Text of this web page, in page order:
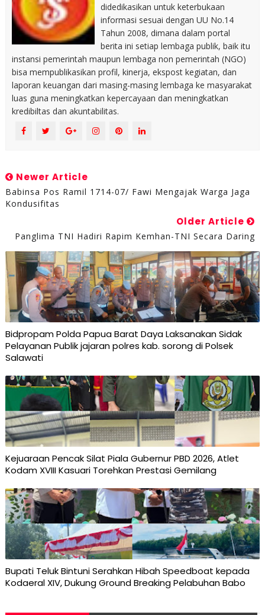
didedikasikan untuk keterbukaan
informasi sesuai dengan UU No.14
Tahun 2008, dimana dalam portal
berita ini setiap lembaga publik, baik itu
instansi pemerintah maupun lembaga non pemerintah (NGO)
bisa mempublikasikan profil, kinerja, ekspost kegiatan, dan
laporan keuangan dari masing-masing lembaga ke masyarakat
luas guna meningkatkan kepercayaan dan meningkatkan
kredibiltas dan akuntabilitas.
Newer Article
Babinsa Pos Ramil 1714-07/ Fawi Mengajak Warga Jaga
Kondusifitas
Older Article
Panglima TNI Hadiri Rapim Kemhan-TNI Secara Daring
Bidpropam Polda Papua Barat Daya Laksanakan Sidak
Pelayanan Publik jajaran polres kab. sorong di Polsek
Salawati
Kejuaraan Pencak Silat Piala Gubernur PBD 2026, Atlet
Kodam XVIII Kasuari Torehkan Prestasi Gemilang
Bupati Teluk Bintuni Serahkan Hibah Speedboat kepada
Kodaeral XIV, Dukung Ground Breaking Pelabuhan Babo